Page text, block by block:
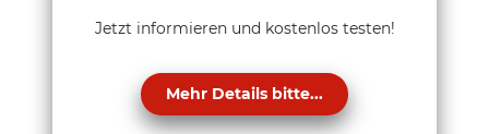
Jetzt informieren und kostenlos testen!
Mehr Details bitte...